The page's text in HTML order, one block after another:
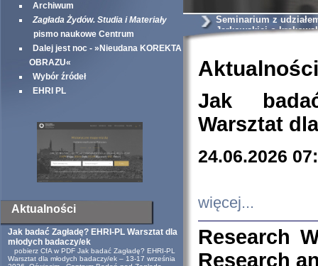
Archiwum
Zagłada Żydów. Studia i Materiały
pismo naukowe Centrum
Dalej jest noc - »Nieudana KOREKTA
OBRAZU«
Wybór źródeł
EHRI PL
Aktualności
Jak badać Zagładę? EHRI-PL Warsztat dla
młodych badaczy/ek
pobierz CfA w PDF Jak badać Zagładę? EHRI-PL
Warsztat dla młodych badaczy/ek – 13-17 września
Seminarium z
Jarkowskiej o
Aktualności
Jak
Warsztat
24.06.2026
więcej...
Research
Research